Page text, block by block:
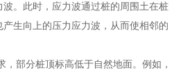
。此时，应力波通过桩的周围土在桩
生向上的压力应力波，从而使相邻的
部分桩顶标高低于自然地面。例如，